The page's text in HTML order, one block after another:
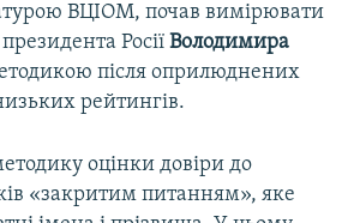
ВЦІОМ, почав вимірювати
Росії Володимира
після оприлюднених
рейтингів.
оцінки довіри до
«закритим питанням», яке